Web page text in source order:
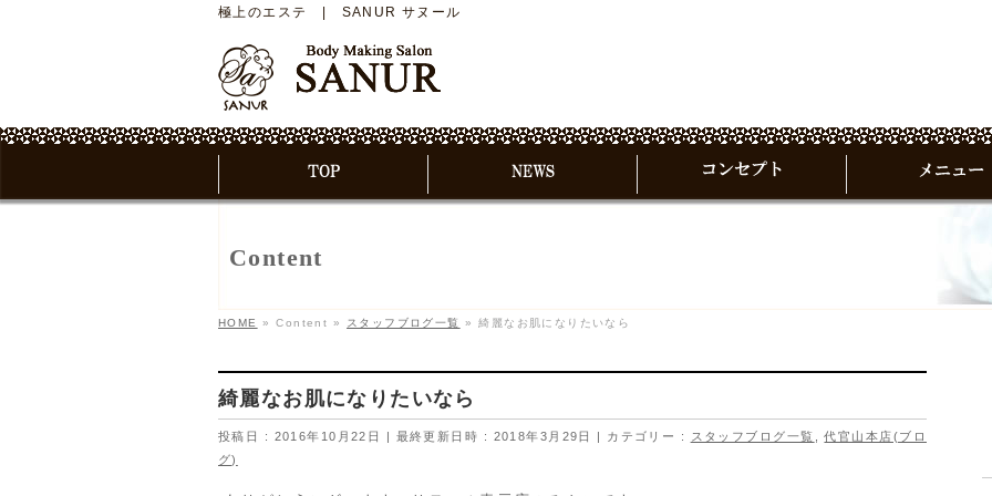
極上のエステ | SANUR サヌール
Content
HOME » Content » スタッフブログ一覧 » 綺麗なお肌になりたいなら
綺麗なお肌になりたいなら
投稿日 : 2016年10月22日 最終更新日時 : 2018年3月29日 カテゴリー : スタッフブログ一覧 ,代官山本店(ブロ
グ)